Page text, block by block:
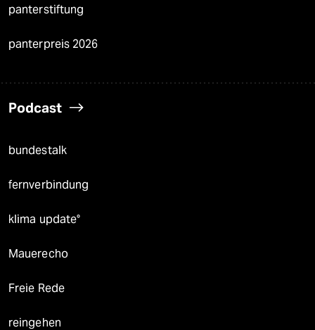
panterstiftung
panterpreis 2026
Podcast
bundestalk
fernverbindung
klima update°
Mauerecho
Freie Rede
reingehen